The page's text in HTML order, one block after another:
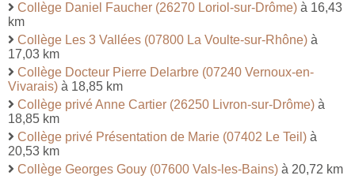
Collège Daniel Faucher (26270 Loriol-sur-Drôme) à 16,43
km
Collège Les 3 Vallées (07800 La Voulte-sur-Rhône) à
17,03 km
Collège Docteur Pierre Delarbre (07240 Vernoux-en-
Vivarais) à 18,85 km
Collège privé Anne Cartier (26250 Livron-sur-Drôme) à
18,85 km
Collège privé Présentation de Marie (07402 Le Teil) à
20,53 km
Collège Georges Gouy (07600 Vals-les-Bains) à 20,72 km